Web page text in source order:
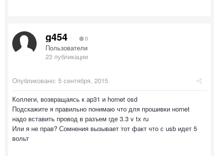
g454 0
Пользователи
23 публикации
Опубликовано: 5 сентября, 2015
Коллеги, возвращаясь к ар31 и hornet osd
Подскажите я правильно понимаю что для прошивки нornet
надо вставить провод в разъем где 3.3 v tx ru
Или я не прав? Сомнения вызывает тот факт что с usb идет 5
вольт